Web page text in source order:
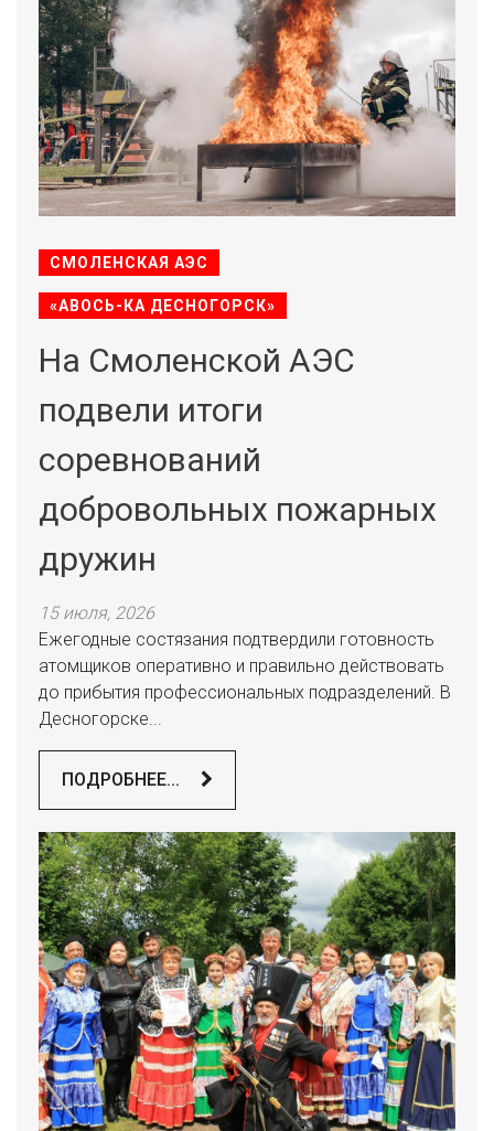
СМОЛЕНСКАЯ АЭС
«АВОСЬ-КА ДЕСНОГОРСК»
На Смоленской АЭС
подвели итоги
соревнований
добровольных пожарных
дружин
15 июля, 2026
Ежегодные состязания подтвердили готовность
атомщиков оперативно и правильно действовать
до прибытия профессиональных подразделений. В
Десногорске...
ПОДРОБНЕЕ...